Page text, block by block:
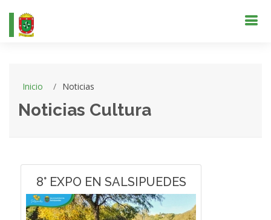
Inicio Noticias
Noticias Cultura
8° EXPO EN SALSIPUEDES